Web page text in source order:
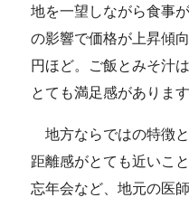
地を一望しながら食事
の影響で価格が上昇傾
円ほど。ご飯とみそ汁
とても満足感があります
地方ならではの特徴
距離感がとても近いこ
忘年会など、地元の医